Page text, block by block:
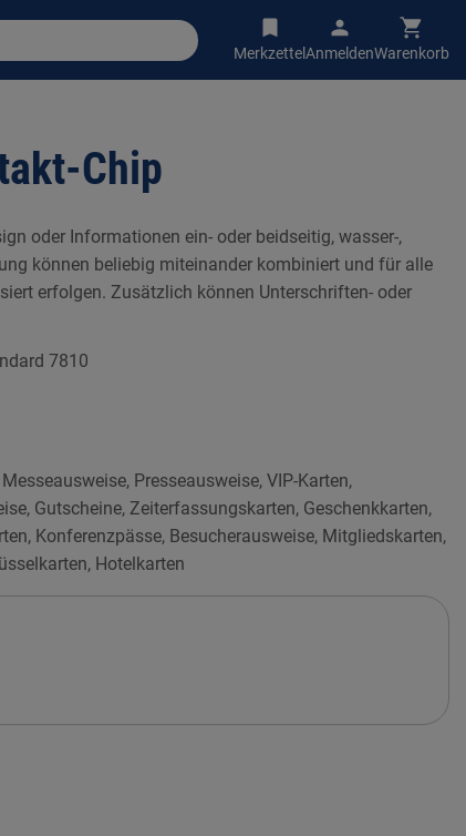
MerkzettelAnmeldenWarenkorb
Chip
oder Informationen ein- oder beidseitig, wasser-,
können beliebig miteinander kombiniert und für alle
erfolgen. Zusätzlich können Unterschriften- oder
7810
Presseausweise, VIP-Karten,
Gutscheine, Zeiterfassungskarten, Geschenkkarten,
Konferenzpässe, Besucherausweise, Mitgliedskarten,
Hotelkarten